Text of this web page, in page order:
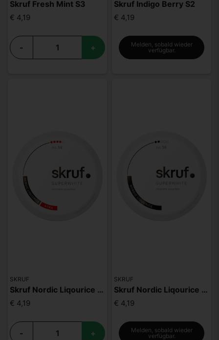
Skruf Fresh Mint S3
€ 4,19
- +
Skruf Indigo Berry S2
€ 4,19
Melden, sobald wieder
verfügbar.
SKRUF
Skruf Nordic Liqourice S4
€ 4,19
- +
SKRUF
Skruf Nordic Liqourice S2
€ 4,19
Melden, sobald wieder
verfügbar.